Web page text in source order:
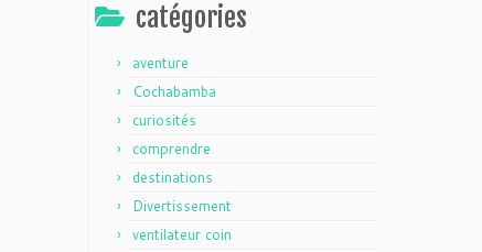
catégories
aventure
Cochabamba
curiosités
comprendre
destinations
Divertissement
ventilateur coin